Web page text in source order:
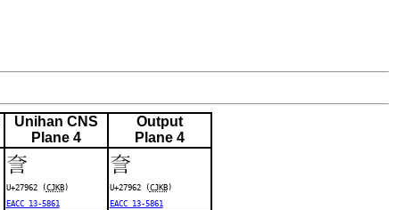
Unihan CNS
Plane 4
Output
Plane 4
𧥢
U+27962 (CJKB)
EACC 13-5861
𧥢
U+27962 (CJKB)
EACC 13-5861